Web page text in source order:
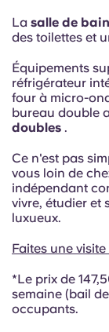
La salle de
des toilettes et
Équipements
réfrigérateur
four à micro-
bureau double
doubles .
Ce n'est pas
vous loin de
indépendant
vivre, étudier et
luxueux.
Faites une
*Le prix de
semaine (bail
occupants.